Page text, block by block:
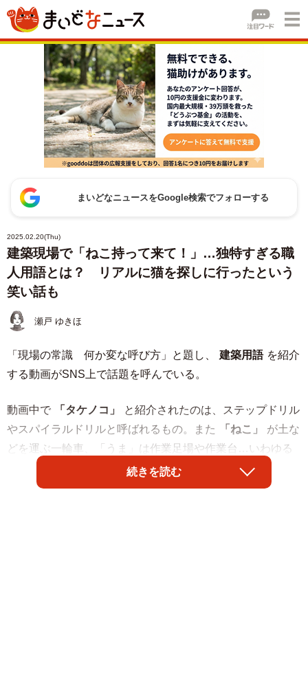
まいどなニュースをGoogle検索でフォローする
2025.02.20(Thu)
建築現場で「ねこ持って来て！」…独特すぎる職
人用語とは？ リアルに猫を探しに行ったという
笑い話も
瀬戸 ゆきほ
「現場の常識 何か変な呼び方」と題し、 建築用語 を紹介
する動画がSNS上で話題を呼んでいる。
動画中で 「タケノコ」
と紹介されたのは、ステップドリル
やスパイラルドリルと呼ばれるもの。また
「ねこ」
が土な
どを運ぶ一輪車、「うま」は作業足場や作業台…いわゆる
立ち台を指すのだそうだ。続きを読む